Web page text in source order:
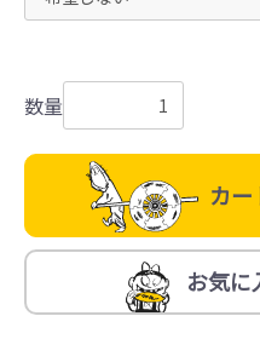
数量
カー
お気に